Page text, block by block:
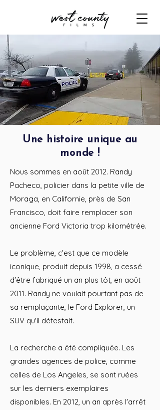
Une histoire unique au
monde !
Nous sommes en août 2012. Randy
Pacheco, policier dans la petite ville de
Moraga, en Californie, près de San
Francisco, doit faire remplacer son
ancienne Ford Victoria trop kilométrée.
Le problème, c'est que ce modèle
iconique, produit depuis 1998, a cessé
d'être fabriqué un an plus tôt, en août
2011. Randy ne voulait pourtant pas de
sa remplaçante, le Ford Explorer, un
SUV qu'il détestait.
La recherche a été compliquée. Les
grandes agences de police, comme
celles de Los Angeles, se sont ruées
sur les derniers exemplaires
disponibles. En 2012, un an après l'arrêt